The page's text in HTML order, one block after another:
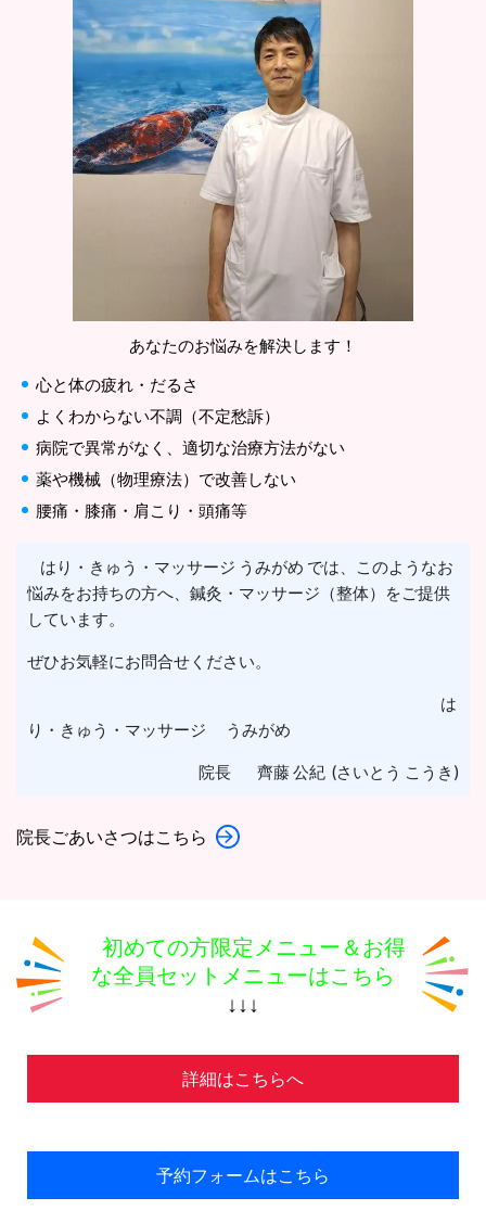
あなたのお悩みを解決します！
心と体の疲れ・だるさ
よくわからない不調（不定愁訴）
病院で異常がなく、適切な治療方法がない
薬や機械（物理療法）で改善しない
腰痛・膝痛・肩こり・頭痛等
はり・きゅう・マッサージ うみがめ では、このようなお
悩みをお持ちの方へ、鍼灸・マッサージ（整体）をご提供
しています。
ぜひお気軽にお問合せください。
は
り・きゅう・マッサージ うみがめ
院長 齊藤 公紀 (さいとう こうき)
院長ごあいさつはこちら
初めての方限定メニュー＆お得
な全員セットメニューはこちら
↓↓↓
詳細はこちらへ
予約フォームはこちら